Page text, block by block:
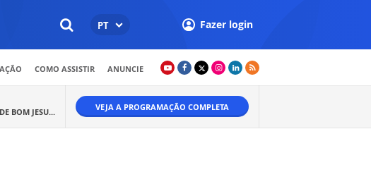
PT Fazer login
COMO ASSISTIR ANUNCIE
BOM JESU... VEJA A PROGRAMAÇÃO COMPLETA